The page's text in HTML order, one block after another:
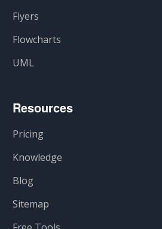
Flyers
Flowcharts
UML
Resources
Pricing
Knowledge
Blog
Sitemap